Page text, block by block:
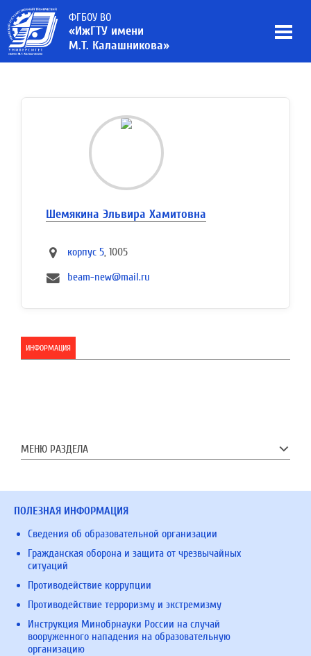
ФГБОУ ВО
«ИжГТУ имени
М.Т. Калашникова»
Шемякина Эльвира Хамитовна
корпус 5, 1005
beam-new@mail.ru
ИНФОРМАЦИЯ
МЕНЮ РАЗДЕЛА
ПОЛЕЗНАЯ ИНФОРМАЦИЯ
Сведения об образовательной организации
Гражданская оборона и защита от чрезвычайных
ситуаций
Противодействие коррупции
Противодействие терроризму и экстремизму
Инструкция Минобрнауки России на случай
вооруженного нападения на образовательную
организацию